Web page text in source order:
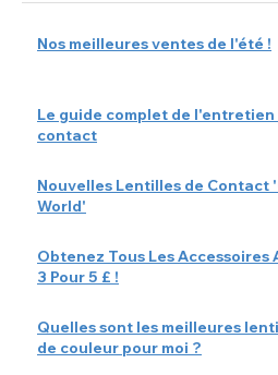
Nos meilleures ventes de l'été !
Le guide complet de
contact
Nouvelles Lentilles de Contact
World'
Obtenez Tous Les Accessoires
3 Pour 5 £ !
Quelles sont les meilleures
de couleur pour moi ?